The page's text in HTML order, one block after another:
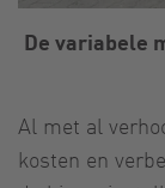
De variabele
Al met al
kosten en